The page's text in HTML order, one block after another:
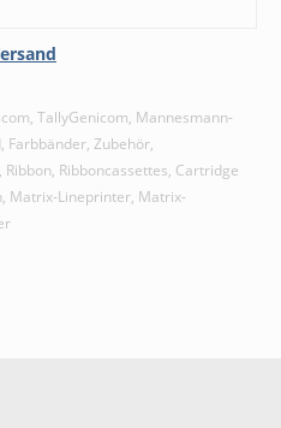
TallyGenicom, Mannesmann-
Farbbänder, Zubehör,
Ribboncassettes, Cartridge
Matrix-Lineprinter, Matrix-